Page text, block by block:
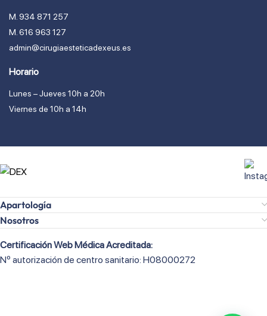
M. 934 871 257
M. 616 963 127
admin@cirugiaesteticadexeus.es
Horario
Lunes – Jueves 10h a 20h
Viernes de 10h a 14h
Apartología
Nosotros
Certificación Web Médica Acreditada:
Nº autorización de centro sanitario: H08000272